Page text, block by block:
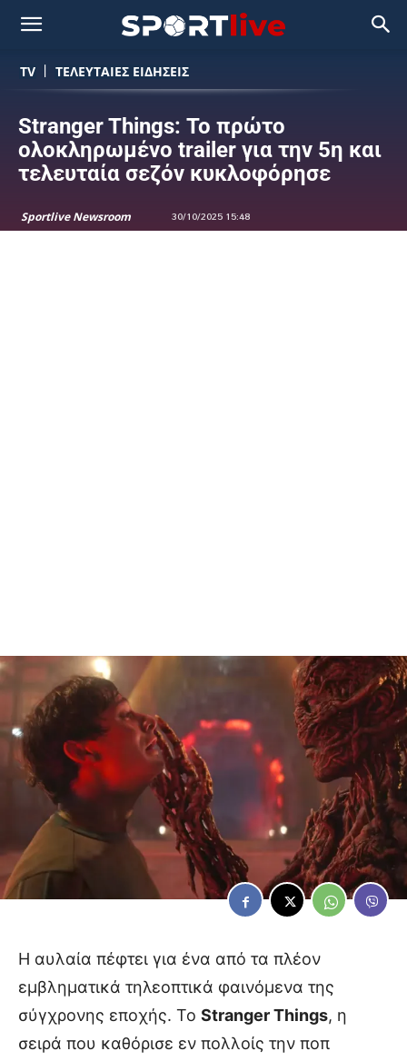
TV ΤΕΛΕΥΤΑΙΕΣ ΕΙΔΗΣΕΙΣ
Stranger Things: Το πρώτο
ολοκληρωμένο trailer για την 5η και
τελευταία σεζόν κυκλοφόρησε
Sportlive Newsroom 30/10/2025 15:48
Η αυλαία πέφτει για ένα από τα πλέον
εμβληματικά τηλεοπτικά φαινόμενα της
σύγχρονης εποχής. Το Stranger Things, η
σειρά που καθόρισε εν πολλοίς την ποπ